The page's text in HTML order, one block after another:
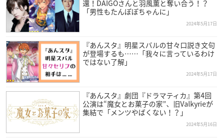
還！DAIGOさんと羽風薫と奪い合う！？
「男性もたんぽぽちゃんに」
2024年5月17日
『あんスタ』明星スバルの甘々口説き文句
が登場するも……「我々に言っているわけ
ではない了解」
2024年5月17日
『あんスタ』劇団『ドラマティカ』第4回
公演は“魔女とお菓子の家”、旧Valkyrieが
集結で「メンツやばくない！？」
2024年5月16日